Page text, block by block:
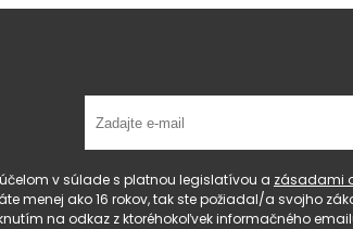
v súlade s platnou legislatívou a zásadami
menej ako 16 rokov, tak ste požiadal/a svojho
na odkaz z ktoréhokoľvek informačného